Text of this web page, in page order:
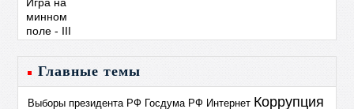
Главные темы
Выборы президента РФ Госдума РФ Интернет Коррупция